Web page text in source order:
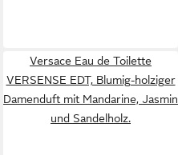
Versace Eau de Toilette
VERSENSE EDT, Blumig-holziger
Damenduft mit Mandarine, Jasmin
und Sandelholz.